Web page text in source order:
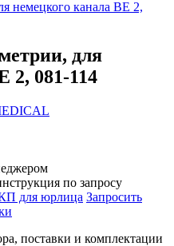
для
2, 081-114
по запросу
для юрлица Запросить
поставки и комплектации